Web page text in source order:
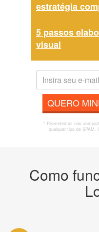
estratégia
5 passos
visual
QUERO
* Prometemos não
qualquer tipo de SPAM.
Como